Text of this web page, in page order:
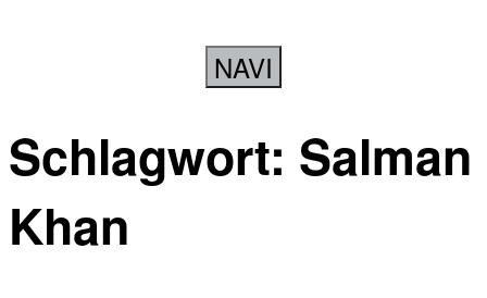
NAVI
Schlagwort: Salman
Khan